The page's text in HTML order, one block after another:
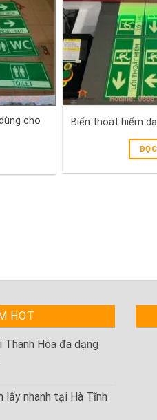
cho
Biển thoát hiểm
HOT
Hóa đa dạng
lấy nhanh tại Hà Tĩnh